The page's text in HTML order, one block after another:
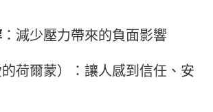
：減少壓力帶來的負面影響
的荷爾蒙）：讓人感到信任、安